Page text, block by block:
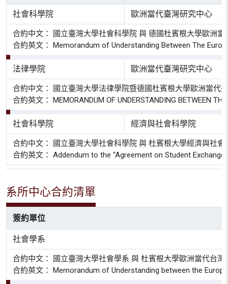
社會科學院 歐洲當代臺灣研究中心
合約中文： 國立臺灣大學社會科學院 與 德國杜賓根大學歐洲
合約英文： Memorandum of Understanding Between The
法律學院 歐洲當代臺灣研究中心
合約中文： 國立臺灣大學法律學院暨德國杜賓根大學歐洲當代
合約英文： MEMORANDUM OF UNDERSTANDING BETWEEN
社會科學院 經濟與社會科學院
合約中文： 國立臺灣大學社會科學院 與 杜賓根大學經濟與社
合約英文： Addendum to the “Agreement on Student
系所中心合約清單
簽約單位
社會學系
合約中文： 國立臺灣大學社會學系 與 杜賓根大學歐洲當代台
合約英文： Memorandum of Understanding between the